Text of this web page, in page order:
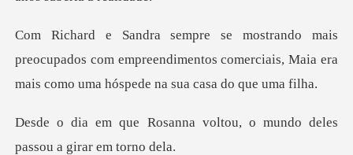
cupados com empreendimentos comerciais, Maia era
m
voltou, o mundo deles
pas